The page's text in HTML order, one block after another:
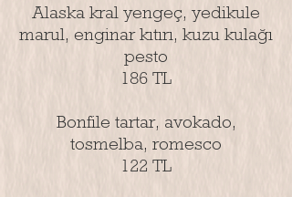
Alaska kral yengeç, yedikule
marul, enginar kıtırı, kuzu kulağı
pesto
186 TL
Bonfile tartar, avokado,
tosmelba, romesco
122 TL